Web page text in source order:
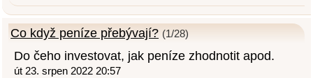
Co když peníze přebývají? (1/28)
Do čeho investovat, jak peníze zhodnotit apod.
út 23. srpen 2022 20:57